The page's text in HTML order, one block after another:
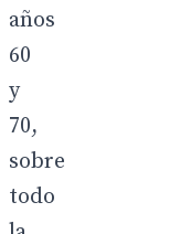
años
60
y
70,
sobre
todo